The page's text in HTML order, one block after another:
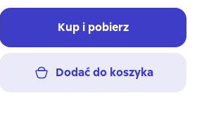
Kup i pobierz
Dodać do koszyka